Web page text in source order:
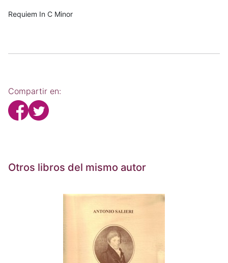
Requiem In C Minor
Compartir en:
Otros libros del mismo autor